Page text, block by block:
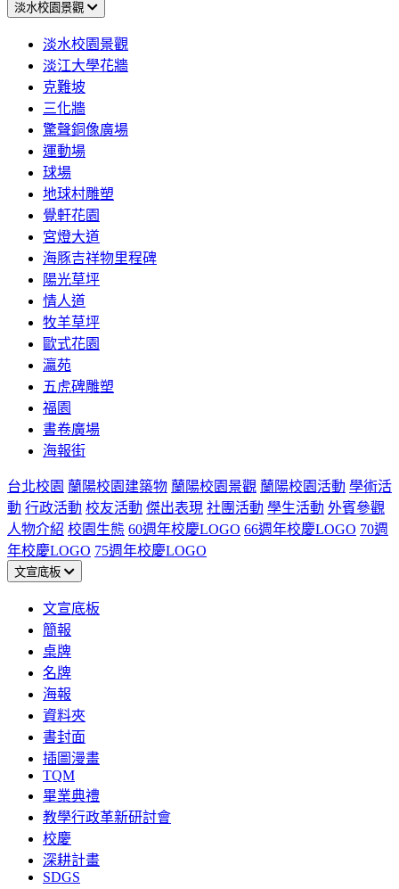
淡水校園景觀
淡水校園景觀
淡江大學花牆
克難坡
三化牆
驚聲銅像廣場
運動場
球場
地球村雕塑
覺軒花園
宮燈大道
海豚吉祥物里程碑
陽光草坪
情人道
牧羊草坪
歐式花園
瀛苑
五虎碑雕塑
福園
書卷廣場
海報街
台北校園 蘭陽校園建築物 蘭陽校園景觀 蘭陽校園活動 學術活
動 行政活動 校友活動 傑出表現 社團活動 學生活動 外賓參觀
人物介紹 校園生態 60週年校慶LOGO 66週年校慶LOGO 70週
年校慶LOGO 75週年校慶LOGO
文宣底板
文宣底板
簡報
桌牌
名牌
海報
資料夾
書封面
插圖漫畫
TQM
畢業典禮
教學行政革新研討會
校慶
深耕計畫
SDGS